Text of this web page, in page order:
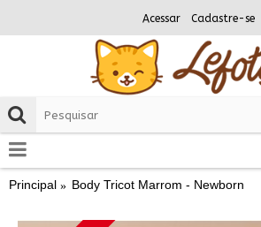
Acessar Cadastre-se
Principal Body Tricot Marrom - Newborn